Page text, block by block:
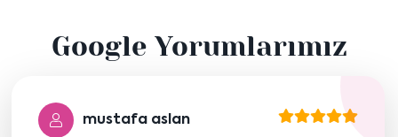
göster
göster
Google Yorumlarımız
mustafa aslan